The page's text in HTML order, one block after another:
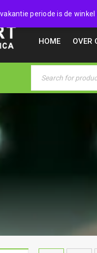
periode is de
038 4532357
HOME OVER